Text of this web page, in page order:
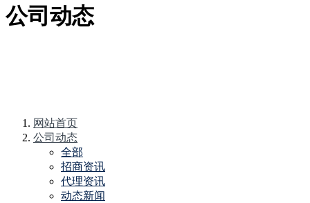
公司动态
网站首页
公司动态
全部
招商资讯
代理资讯
动态新闻